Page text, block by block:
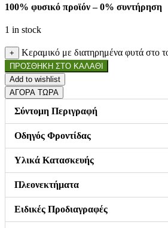
100% φυσικό προϊόν – 0% συντήρηση
1 in stock
+ Κεραμικό με διατηρημένα φυτά στο
ΠΡΟΣΘΗΚΗ ΣΤΟ ΚΑΛΑΘΙ
Add to wishlist
ΑΓΟΡΑ ΤΩΡΑ
Σύντομη Περιγραφή
Οδηγός Φροντίδας
Υλικά Κατασκευής
Πλεονεκτήματα
Ειδικές Προδιαγραφές